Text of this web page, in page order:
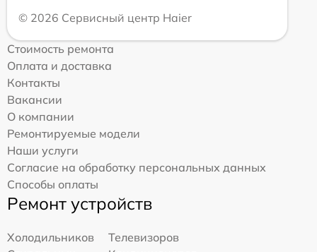
© 2026 Сервисный центр Haier
Стоимость ремонта
Оплата и доставка
Контакты
Вакансии
О компании
Ремонтируемые модели
Наши услуги
Согласие на обработку персональных данных
Способы оплаты
Ремонт устройств
Холодильников
Телевизоров